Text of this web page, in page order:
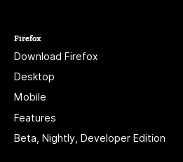
Firefox
Download Firefox
Desktop
Mobile
Features
Beta, Nightly, Developer Edition